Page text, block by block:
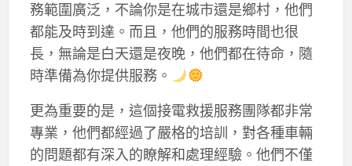
務範圍廣泛，不論你是在城市還是鄉村，他們
都能及時到達。而且，他們的服務時間也很
長，無論是白天還是夜晚，他們都在待命，隨
時準備為你提供服務。
更為重要的是，這個接電救援服務團隊都非常
專業，他們都經過了嚴格的培訓，對各種車輛
的問題都有深入的瞭解和處理經驗。他們不僅